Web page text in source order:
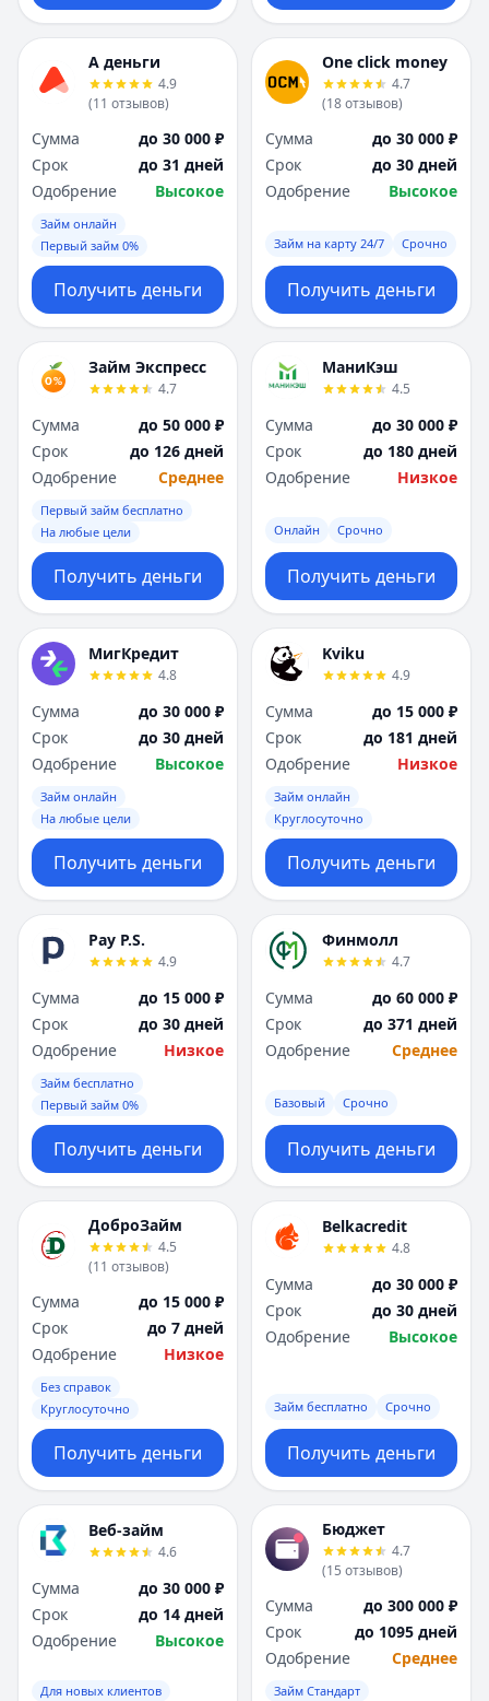
А деньги
4.9
(11 отзывов)
Сумма
до 30 000 ₽
Срок
до 31 дней
Одобрение
Высокое
Займ онлайн
Первый займ 0%
Получить деньги
One click money
4.7
(18отзывов)
Сумма
до 30 000 ₽
Срок
до 30 дней
Одобрение
Высокое
Займ на карту 24/7 Срочно
Получить деньги
Займ Экспресс
4.7
Сумма
до 50 000 ₽
Срок
до 126 дней
Одобрение
Среднее
Первый займ бесплатно
На любые цели
Получить деньги
МаниКэш
4.5
Сумма
до 30 000 ₽
Срок
до 180 дней
Одобрение
Низкое
Онлайн Срочно
Получить деньги
МигКредит
4.8
Сумма
до 30 000 ₽
Срок
до 30 дней
Одобрение
Высокое
Займ онлайн
На любые цели
Получить деньги
Kviku
4.9
Сумма
до 15 000 ₽
Срок
до 181 дней
Одобрение
Низкое
Займ онлайн
Круглосуточно
Получить деньги
Pay P.S.
4.9
Сумма
до 15 000 ₽
Срок
до 30 дней
Одобрение
Низкое
Займ бесплатно
Первый займ 0%
Получить деньги
Финмолл
4.7
Сумма
до 60 000 ₽
Срок
до 371 дней
Одобрение
Среднее
Базовый Срочно
Получить деньги
ДоброЗайм
4.5
(11 отзывов)
Сумма
до 15 000 ₽
Срок
до 7 дней
Одобрение
Низкое
Без справок
Круглосуточно
Получить деньги
Belkacredit
4.8
Сумма
до 30 000 ₽
Срок
до 30 дней
Одобрение
Высокое
Займ бесплатно Срочно
Получить деньги
Веб-займ
4.6
Сумма
до 30 000 ₽
Срок
до 14 дней
Одобрение
Высокое
Для новых клиентов
Бюджет
4.7
(15 отзывов)
Сумма
до 300 000 ₽
Срок
до 1095 дней
Одобрение
Среднее
Займ Стандарт